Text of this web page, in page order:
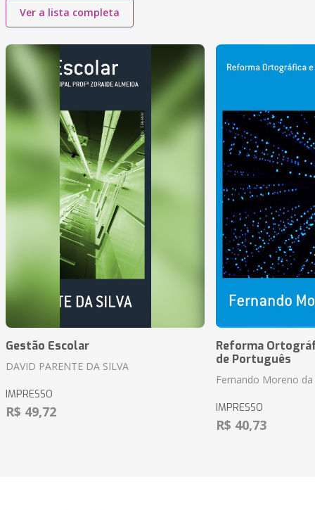
Ver a lista completa
Gestão Escolar
DAVID PARENTE DA SILVA
IMPRESSO
R$ 49,72
Reforma
de Português
Fernando Moreno da
IMPRESSO
R$ 40,73